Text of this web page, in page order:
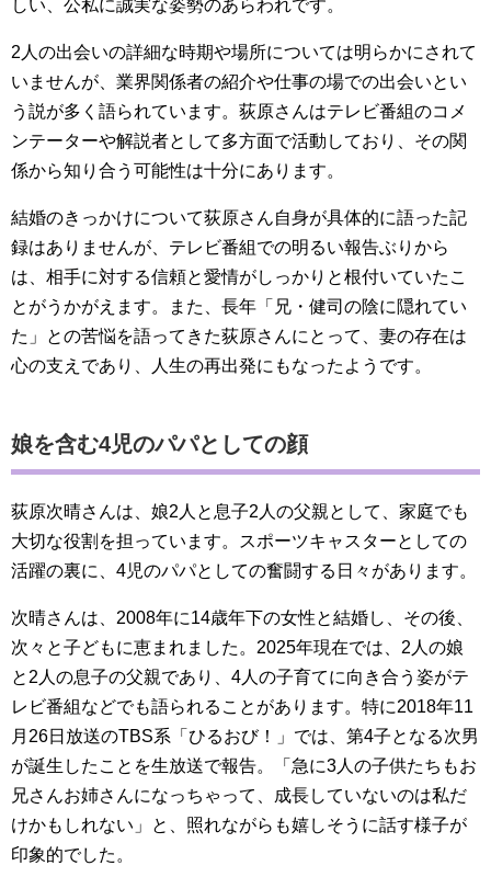
しい、公私に誠実な姿勢のあらわれです。
2人の出会いの詳細な時期や場所については明らかにされて
いませんが、業界関係者の紹介や仕事の場での出会いとい
う説が多く語られています。荻原さんはテレビ番組のコメ
ンテーターや解説者として多方面で活動しており、その関
係から知り合う可能性は十分にあります。
結婚のきっかけについて荻原さん自身が具体的に語った記
録はありませんが、テレビ番組での明るい報告ぶりから
は、相手に対する信頼と愛情がしっかりと根付いていたこ
とがうかがえます。また、長年「兄・健司の陰に隠れてい
た」との苦悩を語ってきた荻原さんにとって、妻の存在は
心の支えであり、人生の再出発にもなったようです。
娘を含む4児のパパとしての顔
荻原次晴さんは、娘2人と息子2人の父親として、家庭でも
大切な役割を担っています。スポーツキャスターとしての
活躍の裏に、4児のパパとしての奮闘する日々があります。
次晴さんは、2008年に14歳年下の女性と結婚し、その後、
次々と子どもに恵まれました。2025年現在では、2人の娘
と2人の息子の父親であり、4人の子育てに向き合う姿がテ
レビ番組などでも語られることがあります。特に2018年11
月26日放送のTBS系「ひるおび！」では、第4子となる次男
が誕生したことを生放送で報告。「急に3人の子供たちもお
兄さんお姉さんになっちゃって、成長していないのは私だ
けかもしれない」と、照れながらも嬉しそうに話す様子が
印象的でした。